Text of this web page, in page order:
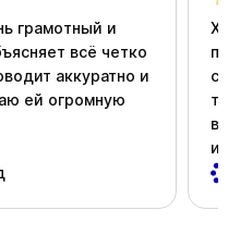
грамотный и
всё четко
аккуратно и
ей огромную
и